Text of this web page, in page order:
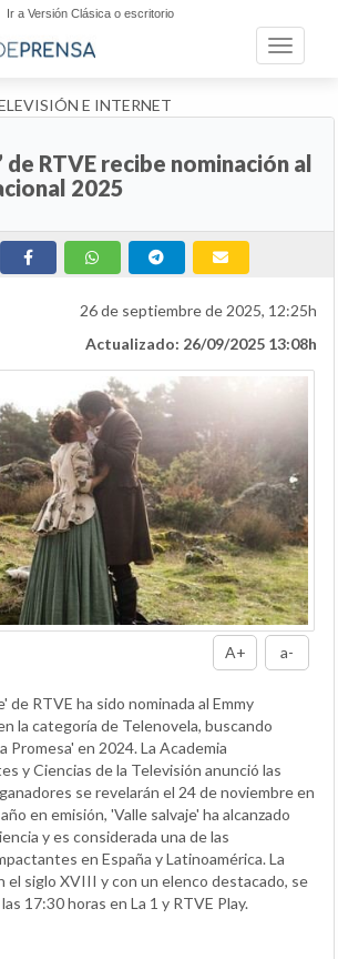
Ir a Versión Clásica o escritorio
Toggle
E INTERNET
de RTVE recibe nominación al
2025
26 de septiembre de 2025, 12:25h
Actualizado: 26/09/2025 13:08h
A+ a-
de RTVE ha sido nominada al Emmy
la categoría de Telenovela, buscando
Promesa' en 2024. La Academia
y Ciencias de la Televisión anunció las
se revelarán el 24 de noviembre en
en emisión, 'Valle salvaje' ha alcanzado
y es considerada una de las
en España y Latinoamérica. La
el siglo XVIII y con un elenco destacado, se
17:30 horas en La 1 y RTVE Play.